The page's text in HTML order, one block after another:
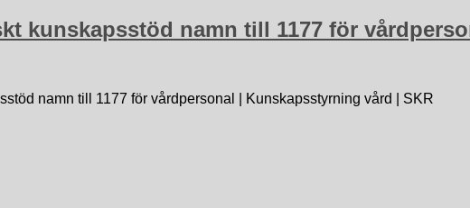
kunskapsstöd namn till 1177 för
namn till 1177 för vårdpersonal | Kunskapsstyrning vård | SKR